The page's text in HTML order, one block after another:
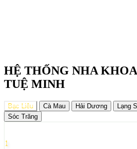
HỆ THỐNG NHA
TUỆ MINH
Bạc Liêu Cà Mau Hải Dương Lạng
Sóc Trăng
1